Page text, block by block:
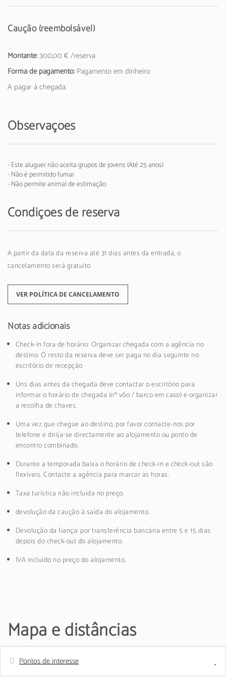
Caução (reembolsável)
Montante:300,00 € /reserva
Forma de pagamento:Pagamento em dinheiro
A pagar à chegada.
Observações
- Este aluguer não aceita grupos de jovens (Até 25 anos)
- Não é permitido fumar
- Não permite animal de estimação
Condições de reserva
A partir da data da reserva até 31 dias antes da entrada, o
cancelamento será gratuito
VER POLÍTICA DE CANCELAMENTO
Notas adicionais
Check-in fora de horário: Organizar chegada com a agência no
destino. O resto da reserva deve ser paga no dia seguinte no
escritório de recepção
Uns dias antes da chegada deve contactar o escritório para
informar o horário de chegada (nº vôo / barco em caso) e organizar
a recolha de chaves.
Uma vez que chegue ao destino, por favor contacte-nos por
telefone e dirija-se directamente ao alojamento ou ponto de
encontro combinado.
Durante a temporada baixa o horário de check-in e check-out são
flexíveis. Contacte a agência para marcar as horas.
Taxa turística não incluída no preço.
devolução da caução à saída do alojamento.
Devolução da fiança: por transferência bancária entre 5 e 15 dias
depois do check-out do alojamento.
IVA incluído no preço do alojamento.
Mapa e distâncias
Pontos de interesse